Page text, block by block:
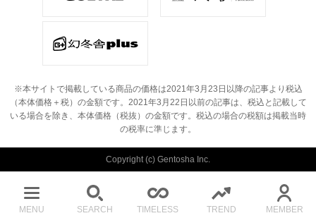
MENU SEARCH TIMELESS TREND MEMBER
※本サイトで掲載している商品の価格は2021年3月23日以降の記事より税込
（本体価格＋税）の金額です。 2021年3月22日以前の記事は、税込と記載して
いる場合を除き、本体価格（税抜）の金額です。 税込の場合の税額は掲載当時
の税率に準じます。
Copyright (c) Gentosha Inc.